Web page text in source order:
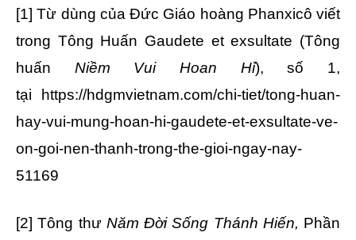
[1] Từ dùng của Đức Giáo hoàng Phanxicô viết
trong Tông Huấn Gaudete et exsultate (Tông
huấn Niềm Vui Hoan Hỉ), số 1,
tại https://hdgmvietnam.com/chi-tiet/tong-huan-
hay-vui-mung-hoan-hi-gaudete-et-exsultate-ve-
on-goi-nen-thanh-trong-the-gioi-ngay-nay-
51169
[2] Tông thư Năm Đời Sống Thánh Hiến, Phần